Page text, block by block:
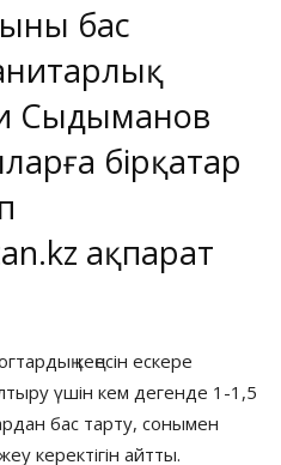
бас
Сыдыманов
бірқатар
ақпарат
кеңесін ескере
үшін кем дегенде 1-1,5
бас тарту, сонымен
керектігін айтты.